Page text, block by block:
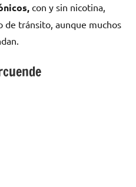
сοn у sin nicotina,
tránsito, аunquе muchos